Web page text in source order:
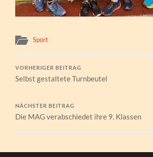
Sport
VORHERIGER BEITRAG
Selbst gestaltete Turnbeutel
NÄCHSTER BEITRAG
Die MAG verabschiedet ihre 9. Klassen